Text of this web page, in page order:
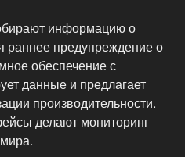
информацию о
раннее предупреждение о
обеспечение с
данные и предлагает
производительности.
делают мониторинг